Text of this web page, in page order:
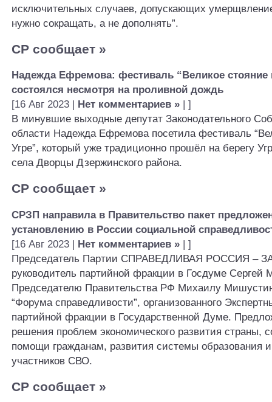
исключительных случаев, допускающих
нужно сокращать, а не дополнять”.
СР сообщает »
Надежда Ефремова: фестиваль “Великое стояние
состоялся несмотря на проливной дождь
[16 Авг 2023 |
Нет комментариев » | ]
В минувшие выходные депутат Законодательного
области Надежда Ефремова посетила фестиваль
Угре”, который уже традиционно прошёл на берегу
села Дворцы Дзержинского района.
СР сообщает »
СРЗП направила в Правительство пакет
установлению в России социальной
[16 Авг 2023 | Нет комментариев » | ]
Председатель Партии СПРАВЕДЛИВАЯ РОССИЯ –
руководитель партийной фракции в Госдуме Сергей
Председателю Правительства РФ Михаилу
“Форума справедливости”, организованного
партийной фракции в Государственной Думе.
решения проблем экономического развития страны,
помощи гражданам, развития системы образования
участников СВО.
СР сообщает »